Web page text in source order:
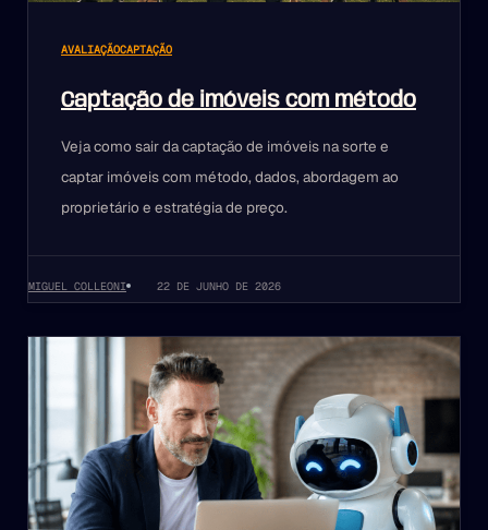
AVALIAÇÃOCAPTAÇÃO
Captação de imóveis com método
Veja como sair da captação de imóveis na sorte e
captar imóveis com método, dados, abordagem ao
proprietário e estratégia de preço.
MIGUEL COLLEONI 22 DE JUNHO DE 2026